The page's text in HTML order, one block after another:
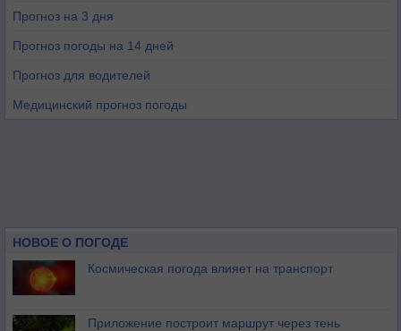
Прогноз на 3 дня
Прогноз погоды на 14 дней
Прогноз для водителей
Медицинский прогноз погоды
НОВОЕ О ПОГОДЕ
Космическая погода влияет на транспорт
Приложение построит маршрут через тень